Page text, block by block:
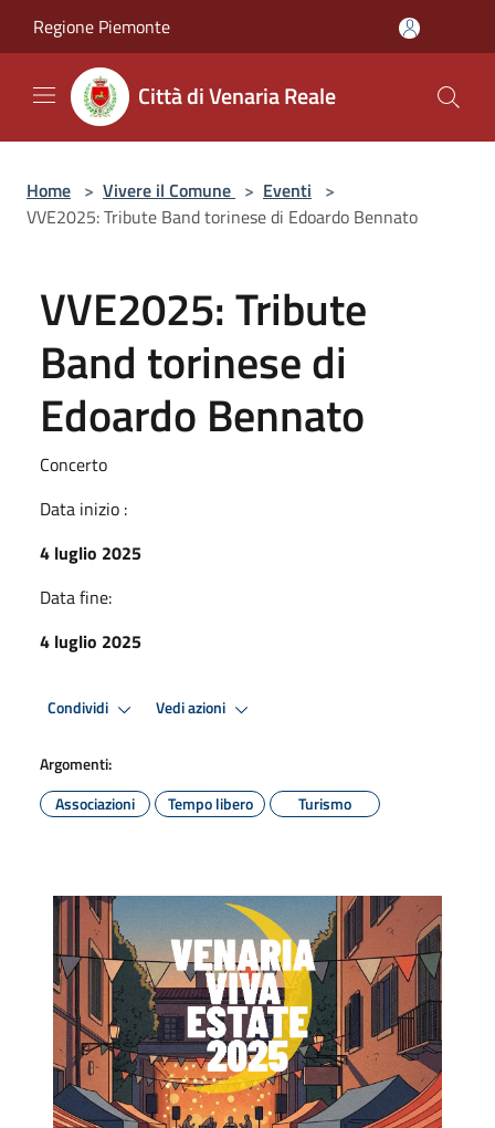
Regione Piemonte
Città di Venaria Reale
Home > Vivere il Comune > Eventi >
VVE2025: Tribute Band torinese di Edoardo Bennato
VVE2025: Tribute
Band torinese di
Edoardo Bennato
Concerto
Data inizio :
4 luglio 2025
Data fine:
4 luglio 2025
Condividi Vedi azioni
Argomenti:
Associazioni
Tempo libero Turismo